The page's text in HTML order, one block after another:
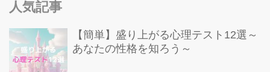
味わいが魅力です。 ベースとなるの
は、ハーゲンダッツでは初めてとなる
人気記事
【簡単】盛り上がる心理テスト12選～
あなたの性格を知ろう～